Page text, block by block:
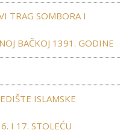
TRAG SOMBORA I
BAČKOJ 1391. GODINE
ISLAMSKE
I 17. STOLEĆU